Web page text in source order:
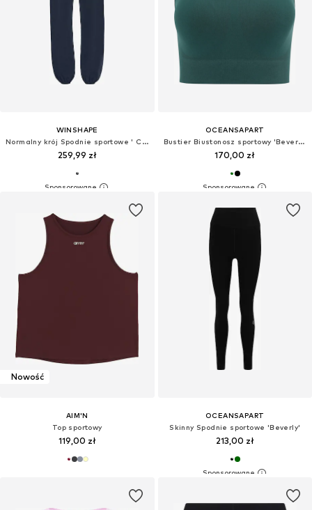
WINSHAPE
Normalny krój Spodnie sportowe ' CUL102LC '
259,99 zł
OCEANSAPART
Bustier Biustonosz sportowy 'Beverly'
170,00 zł
Nowość
AIM'N
Top sportowy
119,00 zł
OCEANSAPART
Skinny Spodnie sportowe 'Beverly'
213,00 zł